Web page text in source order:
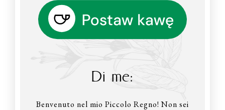
Di me:
Benvenuto nel mio Piccolo Regno! Non sei